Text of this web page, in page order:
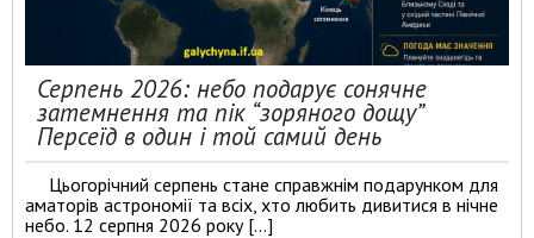
Серпень 2026: небо подарує сонячне
затемнення та пік “зоряного дощу”
Персеїд в один і той самий день
Цьогорічний серпень стане справжнім подарунком для
аматорів астрономії та всіх, хто любить дивитися в нічне
небо. 12 серпня 2026 року […]